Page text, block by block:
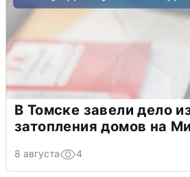
В Томске завели дело
затопления домов на
8 августа 4